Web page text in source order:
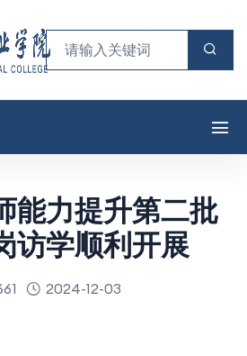
能力提升第二批
访学顺利开展
2024-12-03